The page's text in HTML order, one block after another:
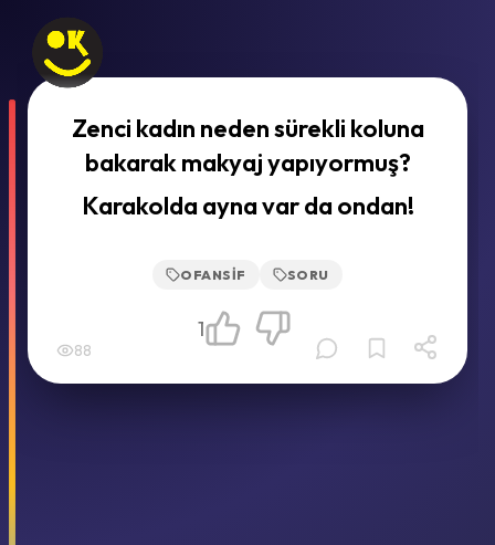
Zenci kadın neden sürekli koluna
bakarak makyaj yapıyormuş?
Karakolda ayna var da ondan!
OFANSIF SORU
88
1